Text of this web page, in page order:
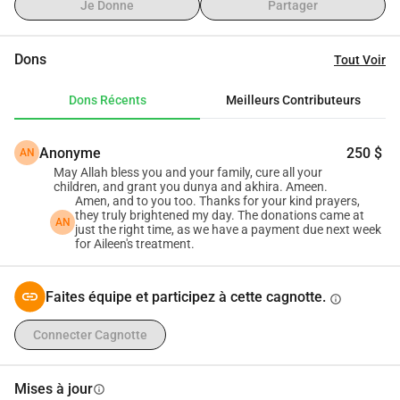
musicale, un rêve actuellement hors de portée en raison de
expériences comme sentir la mer et se connecter avec les
avons choisi l'éducation classique pour Omar, affrontant
les défis du harcèlement qu'il rencontre encore afin de
favoriser une inclusion et des amitiés précieuses. Sa
mémoire exceptionnelle brille à travers ses excellentes
notes et ses trois victoires consécutives au concours
scolarité privés coûteux et un soutien spécialisé quotidien à
domicile pour l'apprentissage du braille, les explications
académiques et les compétences de vie essentielles.
l'éducation inclusive et le soutien spécialisé d'Omar plutôt
Je Donne Partager
Dons Tout Voir
Dons Récents Meilleurs Contributeurs
AN Anonyme 250 $
May Allah bless you and your family, cure all your
children, and grant you dunya and akhira. Ameen.
AN
Amen, and to you too. Thanks for your kind prayers,
they truly brightened my day. The donations came at
just the right time, as we have a payment due next week
for Aileen's treatment.
Faites équipe et participez à cette cagnotte. info
Connecter Cagnotte
Mises à jourinfo